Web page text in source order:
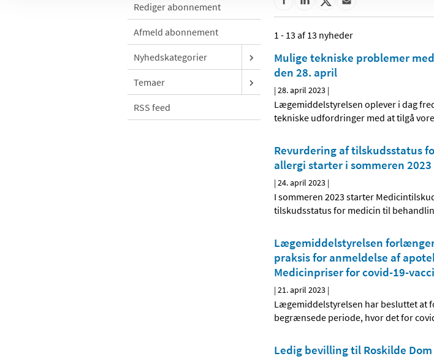
Rediger abonnement
Afmeld abonnement
Nyhedskategorier
Temaer
RSS feed
1 - 13 af 13 nyheder
Mulige tekniske problemer
den 28. april
|28. april 2023 |
Lægemiddelstyrelsen oplever i dag
tekniske udfordringer med at tilgå
Revurdering af tilskudsstatus
allergi starter i sommeren 2023
|24. april 2023 |
I sommeren 2023 starter
tilskudsstatus for medicin til
Lægemiddelstyrelsen
praksis for anmeldelse af
Medicinpriser for covid-19-
|21. april 2023 |
Lægemiddelstyrelsen har besluttet at
begrænsede periode, hvor det for
Ledig bevilling til Roskilde